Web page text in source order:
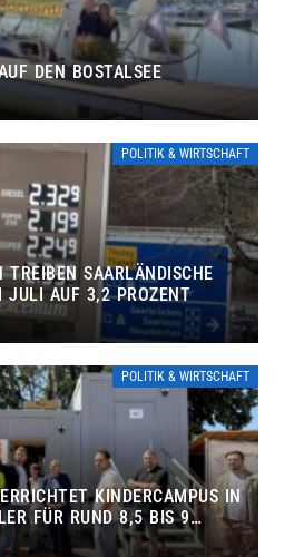
DEN BOSTALSEE
POLITIK & WIRTSCHAFT
TREIBEN SAARLÄNDISCHE
JULI AUF 3,2 PROZENT
POLITIK & WIRTSCHAFT
KINDERCAMPUS IN
FÜR RUND 8,5 BIS 9